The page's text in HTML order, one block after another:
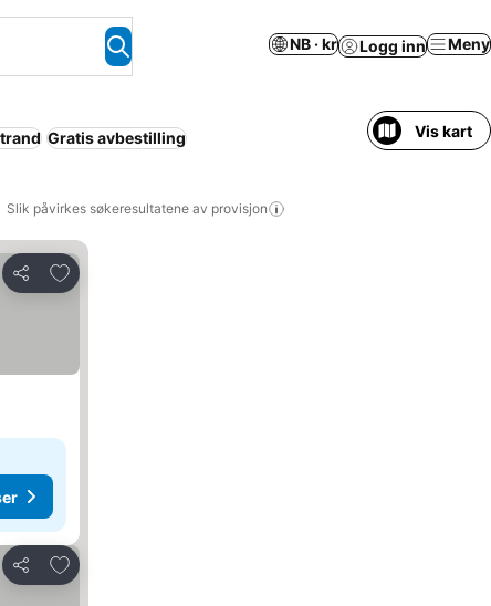
NB · kr Logg inn Meny
Gratis avbestilling Vis kart
Slik påvirkes søkeresultatene av provisjon
Del
Legg til i favoritter
Del
Legg til i favoritter